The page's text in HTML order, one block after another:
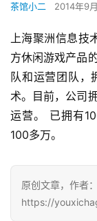
戏
业
界
手
机
戏
单
茶馆小二 2014年9
上海聚洲信息技
方休闲游戏产品
队和运营团队，
术。目前，公司
运营。 已拥有
100多万。
原创文章，作者
https://